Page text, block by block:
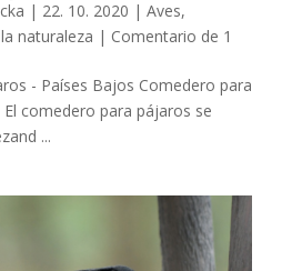
| 22. 10. 2020 | Aves,
naturaleza | Comentario de 1
- Países Bajos Comedero para
comedero para pájaros se
...